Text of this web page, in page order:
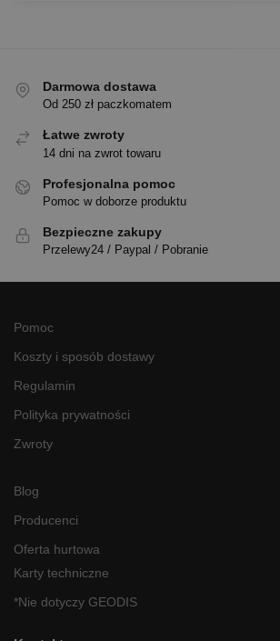
Darmowa dostawa
Od 250 zł paczkomatem
Łatwe zwroty
14 dni na zwrot towaru
Profesjonalna pomoc
Pomoc w doborze produktu
Bezpieczne zakupy
Przelewy24 / Paypal / Pobranie
Pomoc
Koszty i sposób dostawy
Regulamin
Polityka prywatności
Zwroty
Blog
Producenci
Oferta hurtowa
Karty techniczne
*Nie dotyczy GEODIS